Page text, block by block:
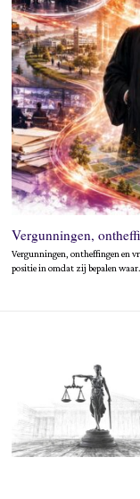
Vergunningen,
Vergunningen, ontheffingen en
positie in omdat zij bepalen